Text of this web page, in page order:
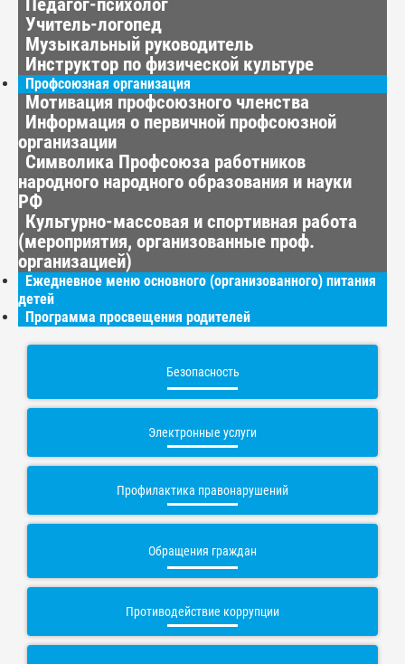
Педагог-психолог
Учитель-логопед
Музыкальный руководитель
Инструктор по физической культуре
Профсоюзная организация
Мотивация профсоюзного членства
Информация о первичной профсоюзной
организации
Символика Профсоюза работников
народного народного образования и науки
РФ
Культурно-массовая и спортивная работа
(мероприятия, организованные проф.
организацией)
Ежедневное меню основного (организованного) питания
детей
Программа просвещения родителей
Безопасность
Электронные услуги
Профилактика правонарушений
Обращения граждан
Противодействие коррупции